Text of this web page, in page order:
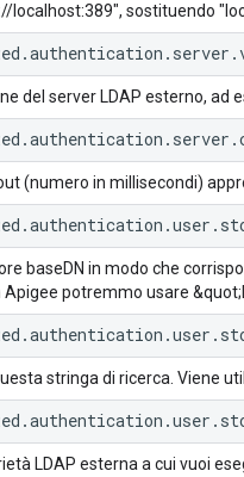
localhost:389", sostituendo
del server LDAP esterno, ad
(numero in millisecondi)
baseDN in modo che
Apigee potremmo usare
stringa di ricerca. Viene
LDAP esterna a cui vuoi